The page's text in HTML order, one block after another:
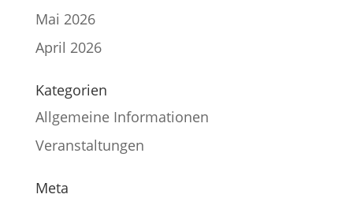
Mai 2026
April 2026
Kategorien
Allgemeine Informationen
Veranstaltungen
Meta